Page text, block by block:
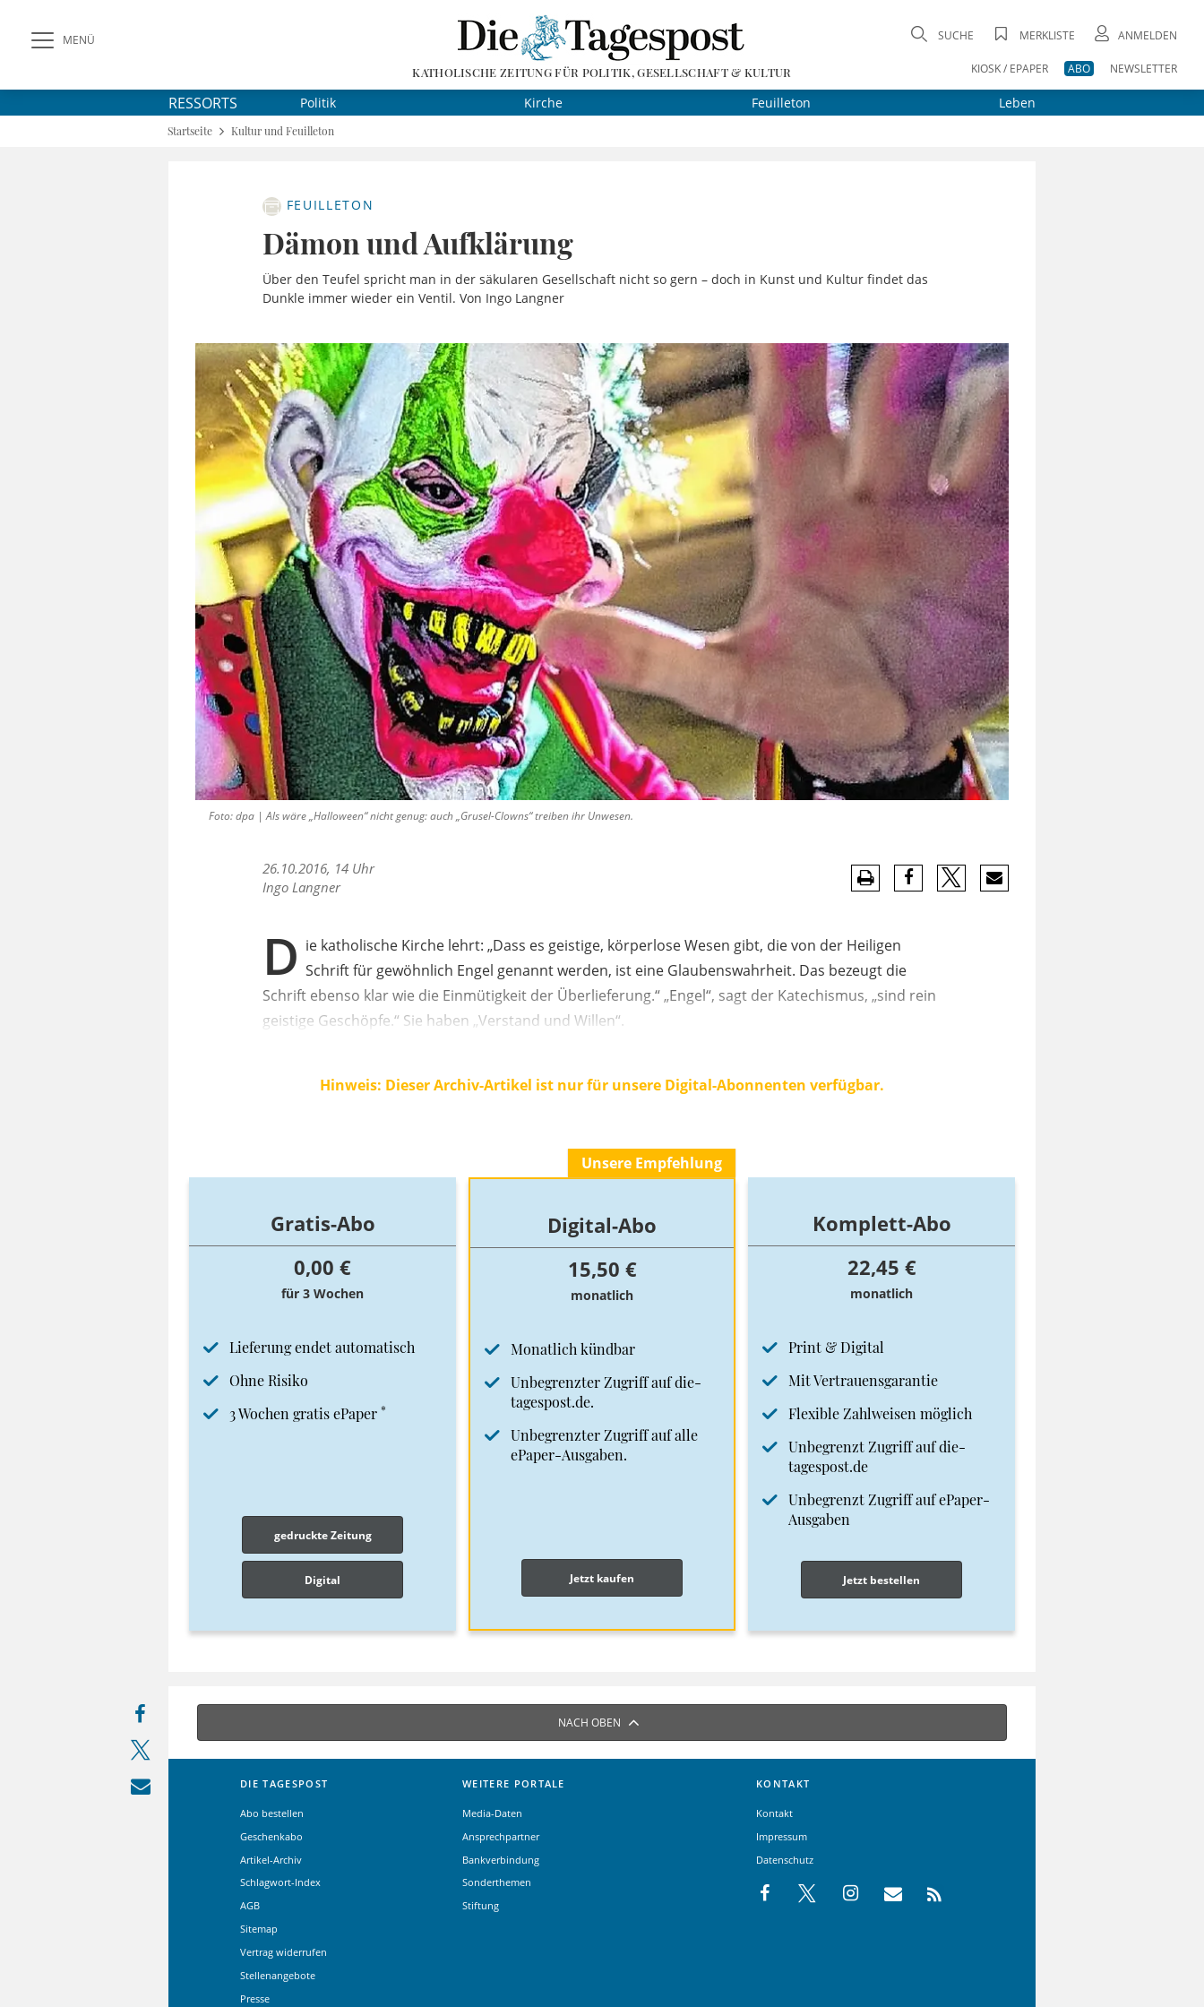
MENÜ
KATHOLISCHE ZEITUNG FÜR POLITIK, GESELLSCHAFT & KULTUR
SUCHE MERKLISTE ANMELDEN
KIOSK / EPAPER ABO NEWSLETTER
RESSORTS Politik Kirche Feuilleton Leben
Startseite Kultur und Feuilleton
FEUILLETON
Dämon und Aufklärung
Über den Teufel spricht man in der säkularen Gesellschaft nicht so gern – doch in Kunst und Kultur findet das
Dunkle immer wieder ein Ventil. Von Ingo Langner
Foto: dpa | Als wäre „Halloween“ nicht genug: auch „Grusel-Clowns“ treiben ihr Unwesen.
26.10.2016, 14 Uhr
Ingo Langner
D ie katholische Kirche lehrt: „Dass es geistige, körperlose Wesen gibt, die von der Heiligen
Schrift für gewöhnlich Engel genannt werden, ist eine Glaubenswahrheit. Das bezeugt die
Schrift ebenso klar wie die Einmütigkeit der Überlieferung.“ „Engel“, sagt der Katechismus, „sind rein
geistige Geschöpfe.“ Sie haben „Verstand und Willen“.
Hinweis: Dieser Archiv-Artikel ist nur für unsere Digital-Abonnenten verfügbar.
Gratis-Abo
0,00 €
für 3 Wochen
Lieferung endet automatisch
Ohne Risiko
3 Wochen gratis ePaper *
gedruckte Zeitung
Digital
Unsere Empfehlung
Digital-Abo
15,50 €
monatlich
Monatlich kündbar
Unbegrenzter Zugriff auf die-
tagespost.de.
Unbegrenzter Zugriff auf alle
ePaper-Ausgaben.
Jetzt kaufen
Komplett-Abo
22,45 €
monatlich
Print & Digital
Mit Vertrauensgarantie
Flexible Zahlweisen möglich
Unbegrenzt Zugriff auf die-
tagespost.de
Unbegrenzt Zugriff auf ePaper-
Ausgaben
Jetzt bestellen
NACH OBEN
DIE TAGESPOST
Abo bestellen
Geschenkabo
Artikel-Archiv
Schlagwort-Index
AGB
Sitemap
Vertrag widerrufen
Stellenangebote
Presse
WEITERE PORTALE
Media-Daten
Ansprechpartner
Bankverbindung
Sonderthemen
Stiftung
KONTAKT
Kontakt
Impressum
Datenschutz